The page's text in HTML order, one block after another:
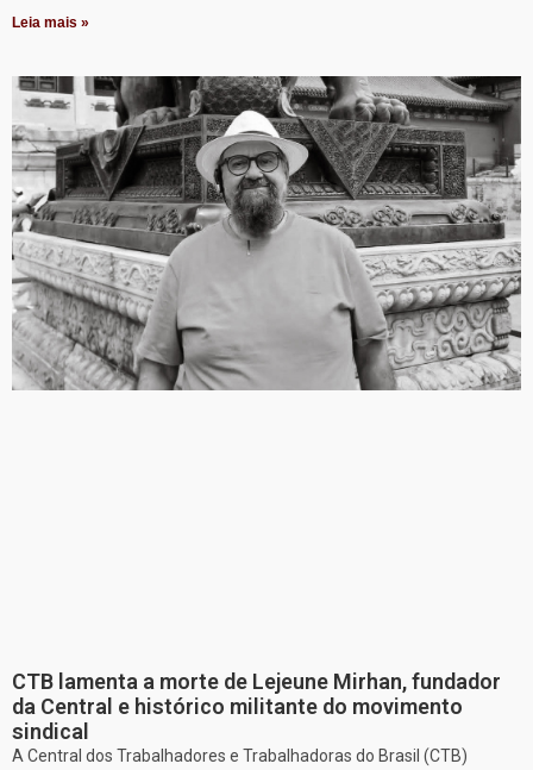
Leia mais »
CTB lamenta a morte de Lejeune Mirhan, fundador
da Central e histórico militante do movimento
sindical
A Central dos Trabalhadores e Trabalhadoras do Brasil (CTB)